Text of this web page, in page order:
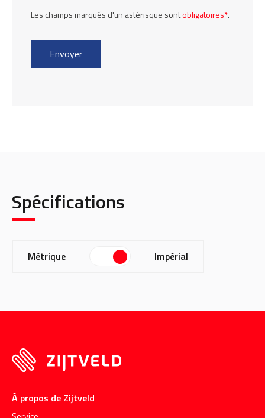
Les champs marqués d'un astérisque sontobligatoires*.
Spécifications
Métrique Impérial
À propos de Zijtveld